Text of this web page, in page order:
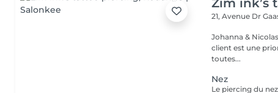
Zim ink’s
21, Avenue Dr
Johanna & Nicolas Duo dans la vie et dans le travaille ! Chez nous le
client est une priorité ! Nous mettons le coeur à
toutes...
Nez